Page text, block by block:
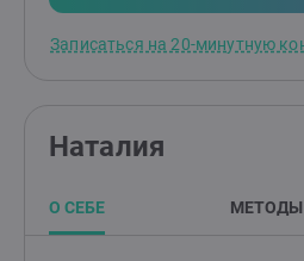
раскрыть.
Записаться на 20-минутную
Наталия
О СЕБЕ МЕТОДЫ